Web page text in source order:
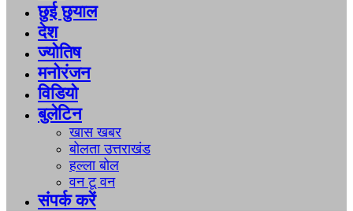
छुई छुयाल
देश
ज्योतिष
मनोरंजन
विडियो
बुलेटिन
खास खबर
बोलता उत्तराखंड
हल्ला बोल
वन टू वन
संपर्क करें